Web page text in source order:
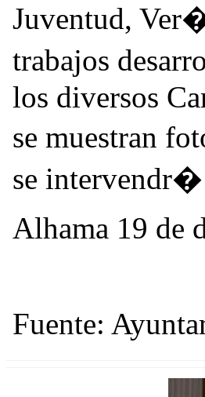
Juventud,
trabajos
los diversos
se muestran
se
Alhama 19 de
Fuente: